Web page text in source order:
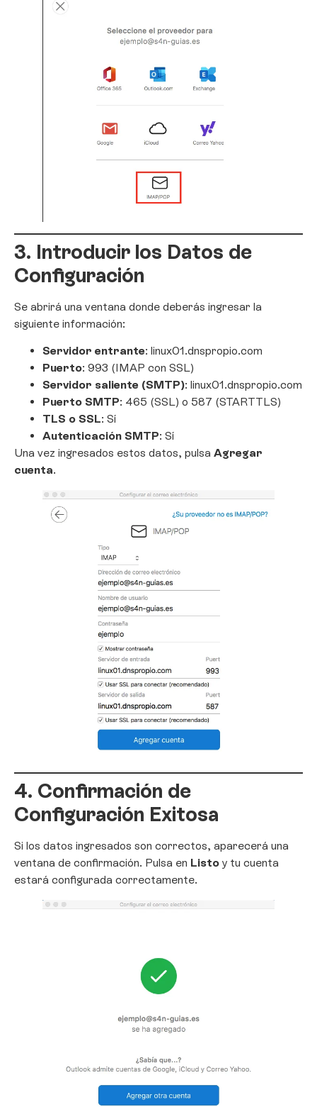
3. Introducir los Datos de
Configuración
Se abrirá una ventana donde deberás ingresar la
siguiente información:
Servidor entrante: linux01.dnspropio.com
Puerto: 993 (IMAP con SSL)
Servidor saliente (SMTP): linux01.dnspropio.com
Puerto SMTP: 465 (SSL) o 587 (STARTTLS)
TLS o SSL: Sí
Autenticación SMTP: Sí
Una vez ingresados estos datos, pulsa Agregar
cuenta.
4. Confirmación de
Configuración Exitosa
Si los datos ingresados son correctos, aparecerá una
ventana de confirmación. Pulsa en Listo y tu cuenta
estará configurada correctamente.